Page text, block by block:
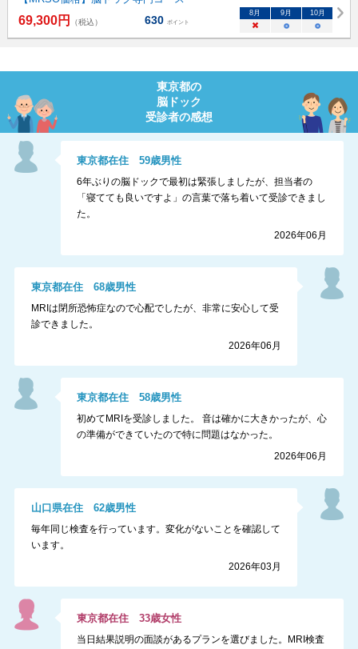
69,300円 （税込） 630 ポイント
8月 9月 10月
× ○ ○
東京都の
脳ドック
受診者の感想
東京都在住59歳男性
6年ぶりの脳ドックで最初は緊張しましたが、担当者の
「寝てても良いですよ」の言葉で落ち着いて受診できまし
た。
2026年06月
東京都在住 68歳男性
MRIは閉所恐怖症なので心配でしたが、非常に安心して受
診できました。
2026年06月
東京都在住58歳男性
初めてMRIを受診しました。 音は確かに大きかったが、心
の準備ができていたので特に問題はなかった。
2026年06月
山口県在住 62歳男性
毎年同じ検査を行っています。変化がないことを確認して
います。
2026年03月
東京都在住33歳女性
当日結果説明の面談があるプランを選びました。MRI検査